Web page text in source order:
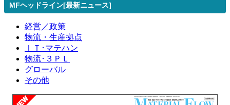
MFヘッドライン[最新ニュース]
経営／政策
物流・生産拠点
ＩＴ･マテハン
物流･３ＰＬ
グローバル
その他